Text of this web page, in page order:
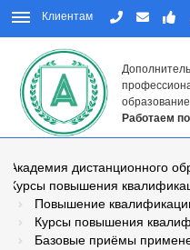
Клиентам
образование
Работаем
Академия дистанционного
Курсы повышения
Повышение
Курсы повышения
Базовые приёмы